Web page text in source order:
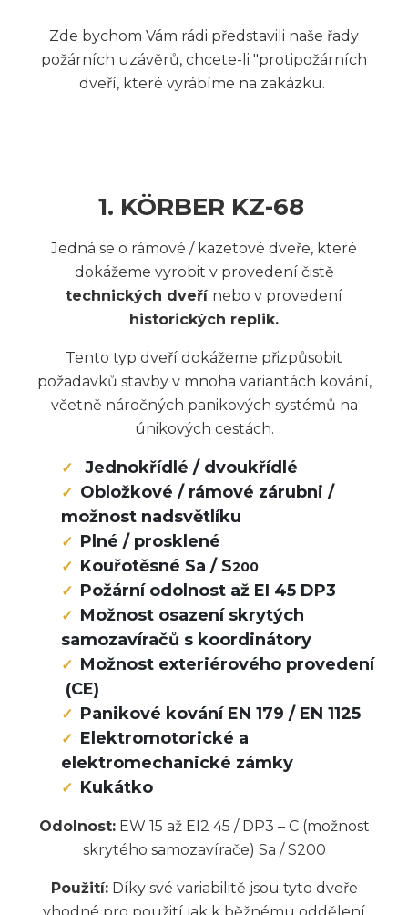
Zde bychom Vám rádi představili naše řady
požárních uzávěrů, chcete-li "protipožárních
dveří, které vyrábíme na zakázku.
1. KÖRBER KZ-68
Jedná se o rámové / kazetové dveře, které
dokážeme vyrobit v provedení čistě
technických dveří nebo v provedení
historických replik.
Tento typ dveří dokážeme přizpůsobit
požadavků stavby v mnoha variantách kování,
včetně náročných panikových systémů na
únikových cestách.
Jednokřídlé / dvoukřídlé
Obložkové / rámové zárubni /
možnost nadsvětlíku
Plné / prosklené
Kouřotěsné Sa / S200
Požární odolnost až EI 45 DP3
Možnost osazení skrytých
samozavíračů s koordinátory
Možnost exteriérového provedení
(CE)
Panikové kování EN 179 / EN 1125
Elektromotorické a
elektromechanické zámky
Kukátko
Odolnost:EW 15 až EI2 45 / DP3 – C (možnost
skrytého samozavírače) Sa / S200
Použití:Díky své variabilitě jsou tyto dveře